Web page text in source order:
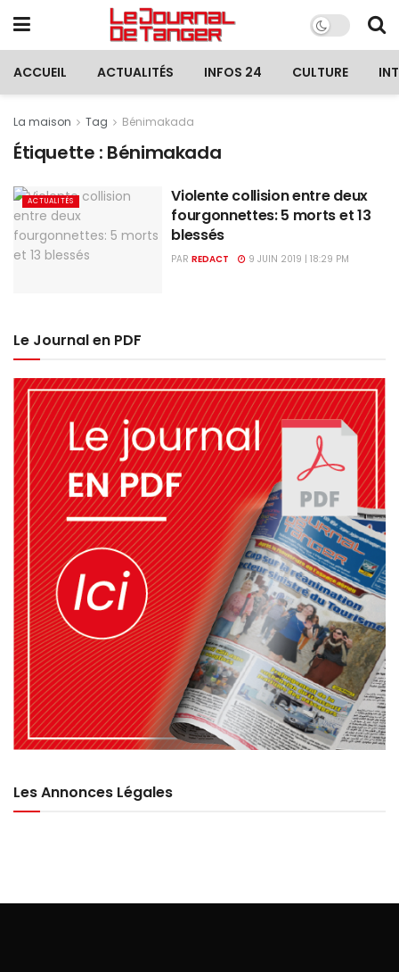
ACCUEIL ACTUALITÉS INFOS 24 CULTURE
La maison Tag Bénimakada
Étiquette : Bénimakada
ACTUALITÉS
Violente collision entre deux
fourgonnettes: 5 morts et 13
blessés
PAR REDACT 9 JUIN 2019 | 18:29 PM
Le Journal en PDF
Les Annonces Légales